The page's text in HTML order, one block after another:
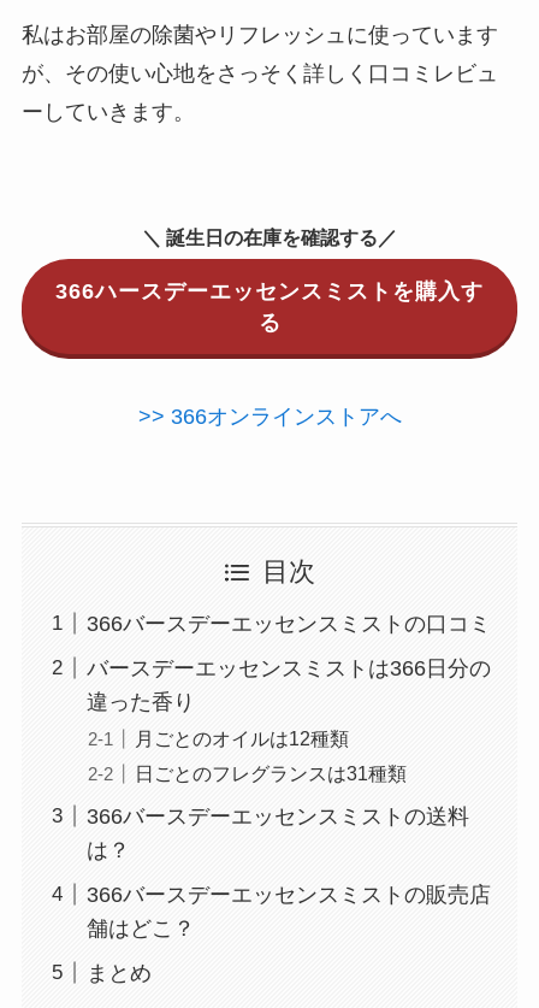
私はお部屋の除菌やリフレッシュに使っています
が、その使い心地をさっそく詳しく口コミレビュ
ーしていきます。
＼ 誕生日の在庫を確認する／
366ハースデーエッセンスミストを購入す
る
>> 366オンラインストアへ
目次
366バースデーエッセンスミストの口コミ
バースデーエッセンスミストは366日分の
違った香り
月ごとのオイルは12種類
日ごとのフレグランスは31種類
366バースデーエッセンスミストの送料
は？
366バースデーエッセンスミストの販売店
舗はどこ？
まとめ